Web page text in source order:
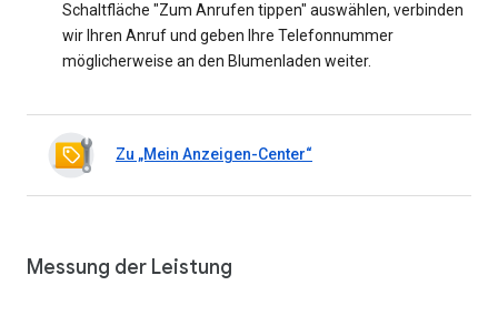
Schaltfläche "Zum Anrufen tippen" auswählen, verbinden
wir Ihren Anruf und geben Ihre Telefonnummer
möglicherweise an den Blumenladen weiter.
Zu „Mein Anzeigen-Center“
Messung der Leistung